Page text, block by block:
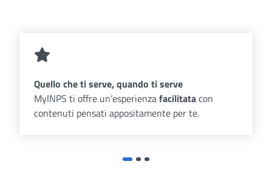
Quello che ti serve, quando ti serve
MyINPS ti offre un’esperienzafacilitatacon
contenuti pensati appositamente per te.